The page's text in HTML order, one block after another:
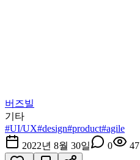
버즈빌
기타
#UI/UX#design#product#agile
2022년 8월 30일
0 47